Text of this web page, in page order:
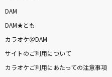
DAM
DAM★とも
カラオケ＠DAM
サイトのご利用について
カラオケご利用にあたっての注意事項